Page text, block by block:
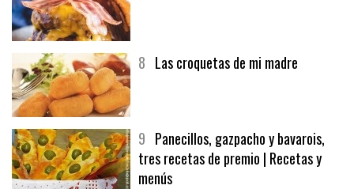
8 Las croquetas de mi madre
9 Panecillos, gazpacho y bavarois,
tres recetas de premio | Recetas y
menús